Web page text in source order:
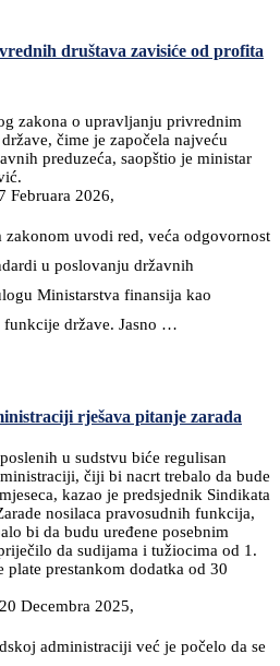
društava zavisiće od profita
zakona o upravljanju privrednim
čime je započela najveću
preduzeća, saopštio je ministar
Februara 2026,
zakonom uvodi red, veća odgovornost
u poslovanju državnih
Ministarstva finansija kao
države. Jasno …
rješava pitanje zarada
u sudstvu biće regulisan
čiji bi nacrt trebalo da bude
kazao je predsjednik Sindikata
nosilaca pravosudnih funkcija,
bi da budu uređene posebnim
da sudijama i tužiocima od 1.
plate prestankom dodatka od 30
Decembra 2025,
administraciji već je počelo da se